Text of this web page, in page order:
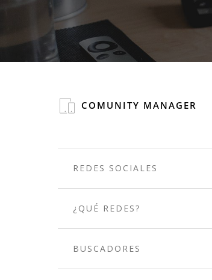
COMUNITY MANAGER
REDES SOCIALES
¿QUÉ REDES?
BUSCADORES